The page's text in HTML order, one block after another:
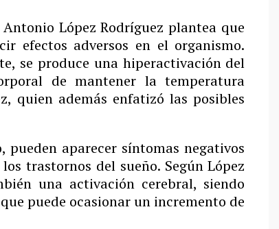
López Rodríguez plantea que
efectos adversos en el organismo.
se produce una hiperactivación del
de mantener la temperatura
quien además enfatizó las posibles
aparecer síntomas negativos
trastornos del sueño. Según López
una activación cerebral, siendo
puede ocasionar un incremento de